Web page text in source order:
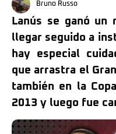
Bruno Russo
Lanús se ganó un
llegar seguido a
hay especial
que arrastra el
también en la
2013 y luego fue